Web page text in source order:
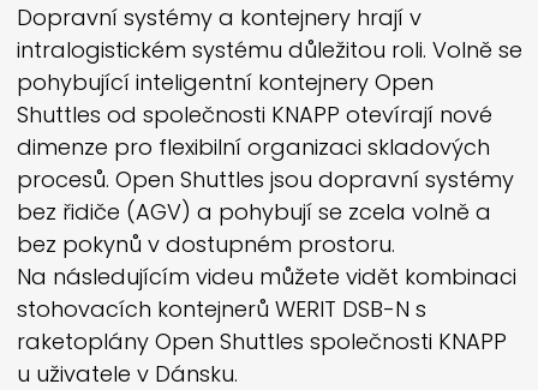
Dopravní systémy a kontejnery hrají v
intralogistickém systému důležitou roli. Volně se
pohybující inteligentní kontejnery Open
Shuttles od společnosti KNAPP otevírají nové
dimenze pro flexibilní organizaci skladových
procesů. Open Shuttles jsou dopravní systémy
bez řidiče (AGV) a pohybují se zcela volně a
bez pokynů v dostupném prostoru.
Na následujícím videu můžete vidět kombinaci
stohovacích kontejnerů WERIT DSB-N s
raketoplány Open Shuttles společnosti KNAPP
u uživatele v Dánsku.